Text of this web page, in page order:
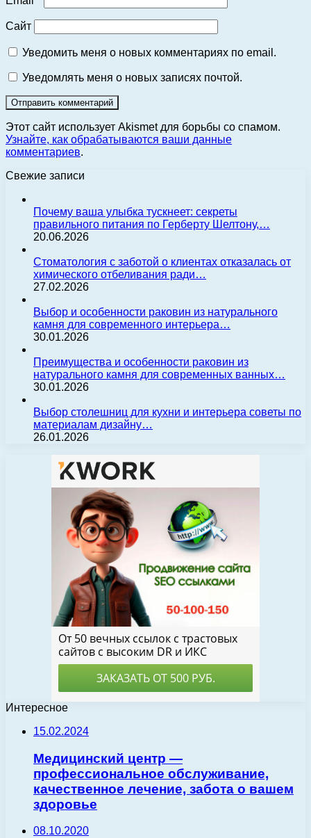
Сайт
Уведомить меня о новых комментариях по email.
Уведомлять меня о новых записях почтой.
Этот сайт использует Akismet для борьбы со спамом.
Узнайте, как обрабатываются ваши данные
комментариев.
Свежие записи
Почему ваша улыбка тускнеет: секреты
правильного питания по Герберту Шелтону,…
20.06.2026
Стоматология с заботой о клиентах отказалась от
химического отбеливания ради…
27.02.2026
Выбор и особенности раковин из натурального
камня для современного интерьера…
30.01.2026
Преимущества и особенности раковин из
натурального камня для современных ванных…
30.01.2026
Выбор столешниц для кухни и интерьера советы по
материалам дизайну…
26.01.2026
Интересное
15.02.2024
Медицинский центр —
профессиональное обслуживание,
качественное лечение, забота о вашем
здоровье
08.10.2020